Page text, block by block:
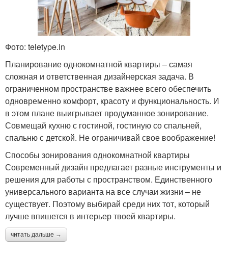
Фото: teletype.in
Планирование однокомнатной квартиры – самая
сложная и ответственная дизайнерская задача. В
ограниченном пространстве важнее всего обеспечить
одновременно комфорт, красоту и функциональность. И
в этом плане выигрывает продуманное зонирование.
Совмещай кухню с гостиной, гостиную со спальней,
спальню с детской. Не ограничивай свое воображение!
Способы зонирования однокомнатной квартиры
Современный дизайн предлагает разные инструменты и
решения для работы с пространством. Единственного
универсального варианта на все случаи жизни – не
существует. Поэтому выбирай среди них тот, который
лучше впишется в интерьер твоей квартиры.
читать дальше →